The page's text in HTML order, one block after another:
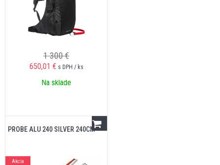
1 300 €
650,01 € s DPH / ks
Na sklade
PROBE ALU 240 SILVER 240CM
Akcia